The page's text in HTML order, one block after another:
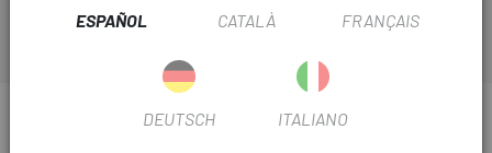
INFORMACIÓN SOBRE ZAPATILLAS FOX UNION
ESPAÑOL CATALÀ FRANÇAIS
DEUTSCH ITALIANO